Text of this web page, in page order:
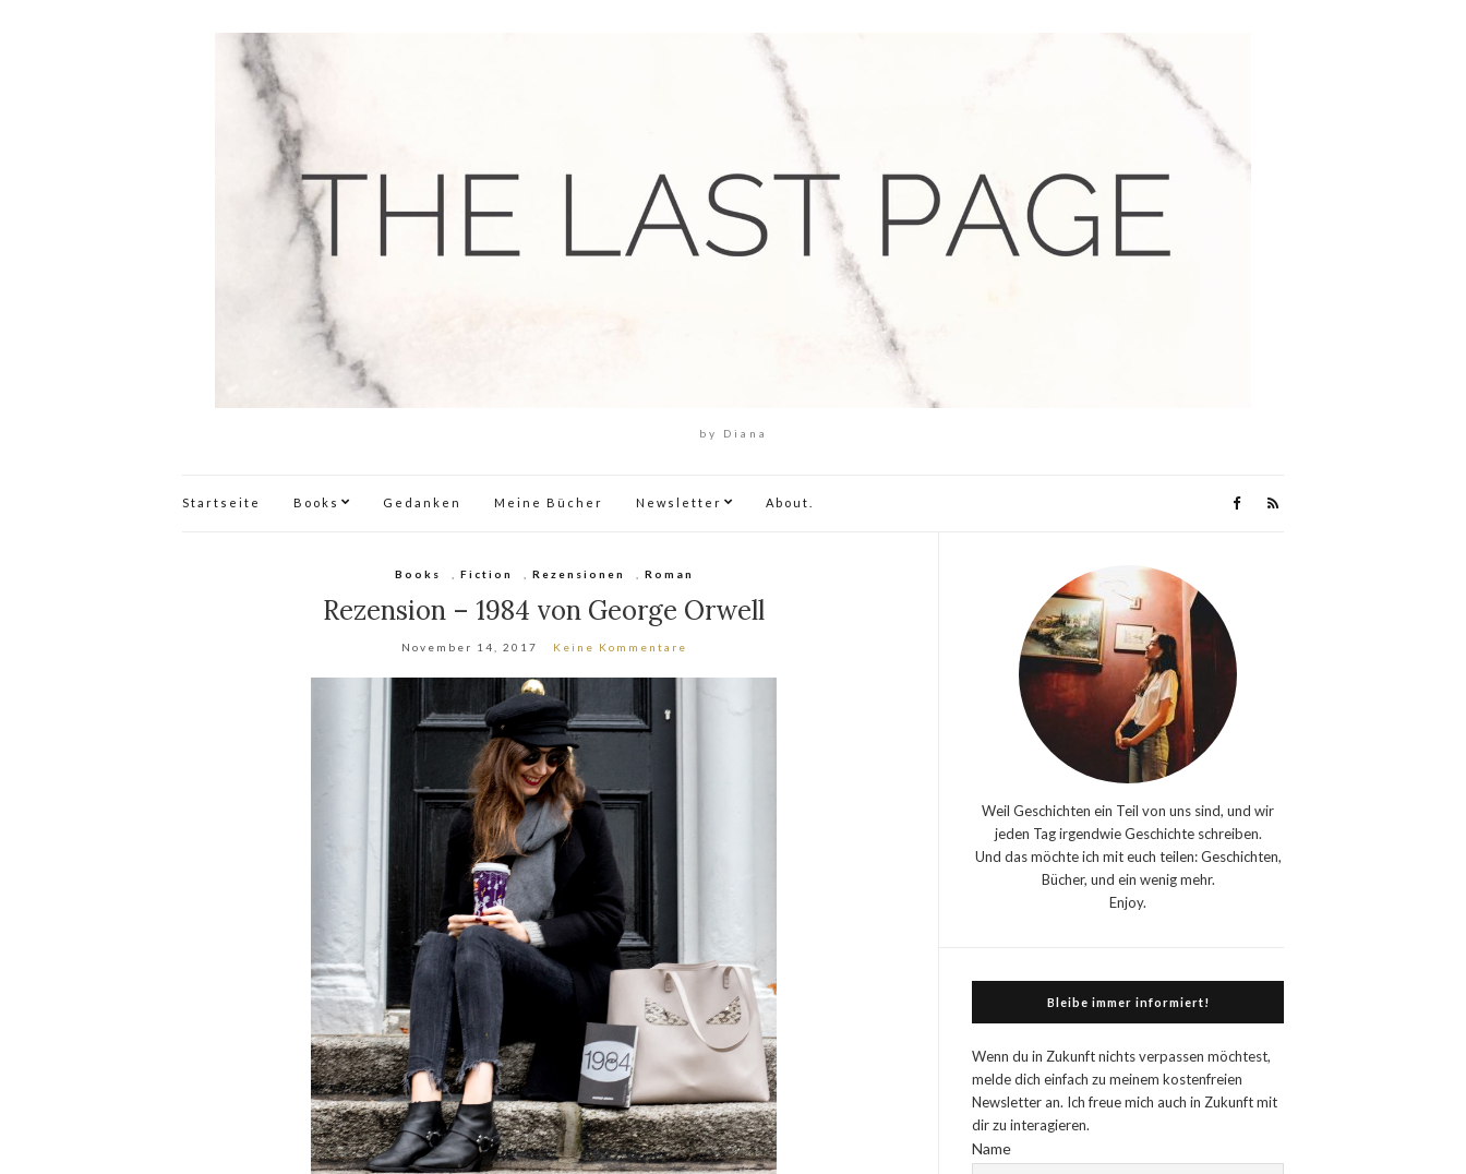
by Diana
Startseite Books Gedanken Meine Bücher Newsletter About.
Books Fiction Rezensionen Roman
Rezension – 1984 von George Orwell
November 14, 2017 Keine Kommentare
Weil Geschichten ein Teil von uns sind, und wir
jeden Tag irgendwie Geschichte schreiben.
Und das möchte ich mit euch teilen: Geschichten,
Bücher, und ein wenig mehr.
Enjoy.
Bleibe immer informiert!
Wenn du in Zukunft nichts verpassen möchtest,
melde dich einfach zu meinem kostenfreien
Newsletter an. Ich freue mich auch in Zukunft mit
dir zu interagieren.
Name